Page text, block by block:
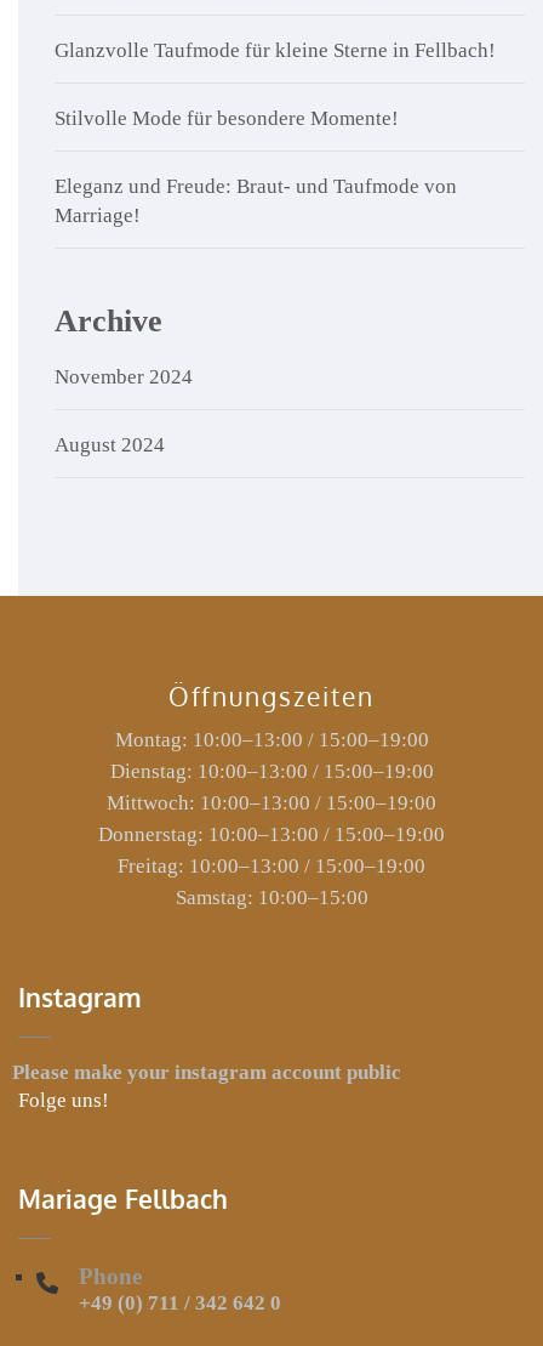
Glanzvolle Taufmode für kleine Sterne in Fellbach!
Stilvolle Mode für besondere Momente!
Eleganz und Freude: Braut- und Taufmode von
Marriage!
Archive
November 2024
August 2024
Öffnungszeiten
Montag: 10:00–13:00 / 15:00–19:00
Dienstag: 10:00–13:00 / 15:00–19:00
Mittwoch: 10:00–13:00 / 15:00–19:00
Donnerstag: 10:00–13:00 / 15:00–19:00
Freitag: 10:00–13:00 / 15:00–19:00
Samstag: 10:00–15:00
Instagram
Please make your instagram account public
Folge uns!
Mariage Fellbach
Phone
+49 (0) 711 / 342 642 0